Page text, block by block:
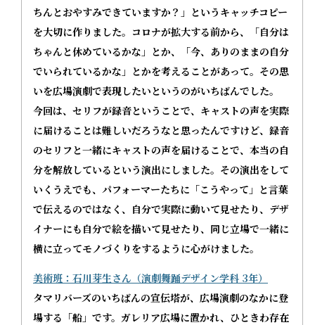
ちんとおやすみできていますか？」というキャッチコピー
を大切に作りました。コロナが拡大する前から、「自分は
ちゃんと休めているかな」とか、「今、ありのままの自分
でいられているかな」とかを考えることがあって。その思
いを広場演劇で表現したいというのがいちばんでした。
今回は、セリフが録音ということで、キャストの声を実際
に届けることは難しいだろうなと思ったんですけど、録音
のセリフと一緒にキャストの声を届けることで、本当の自
分を解放しているという演出にしました。その演出をして
いくうえでも、パフォーマーたちに「こうやって」と言葉
で伝えるのではなく、自分で実際に動いて見せたり、デザ
イナーにも自分で絵を描いて見せたり、同じ立場で一緒に
横に立ってモノづくりをするように心がけました。
美術班：石川芽生さん（演劇舞踊デザイン学科 3年）
タマリバーズのいちばんの宣伝塔が、広場演劇のなかに登
場する「船」です。ガレリア広場に置かれ、ひときわ存在